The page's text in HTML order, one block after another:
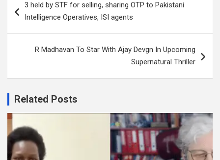
navigation
3 held by STF for selling, sharing OTP to Pakistani
Intelligence Operatives, ISI agents
R Madhavan To Star With Ajay Devgn In Upcoming
Supernatural Thriller
Related Posts